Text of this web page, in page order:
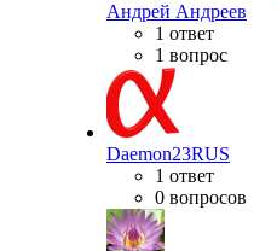
Андрей Андреев
1 ответ
1 вопрос
Daemon23RUS
1 ответ
0 вопросов